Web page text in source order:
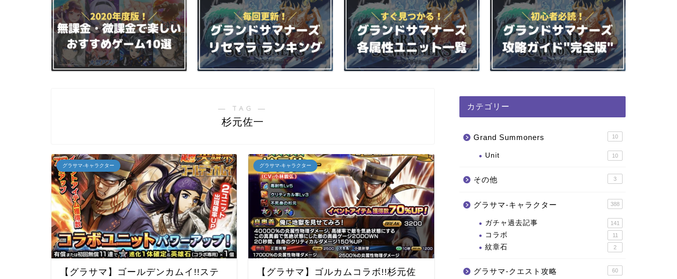
― TAG ―
杉元佐一
グラサマ-キャラクター
【グラサマ】ゴールデンカムイ!!ステ
グラサマ-キャラクター
【グラサマ】ゴルカムコラボ!!杉元佐
カテゴリー
Grand Summoners 10
Unit 10
その他 3
グラサマ-キャラクター 388
ガチャ過去記事 141
コラボ 11
紋章石 2
グラサマ-クエスト攻略 60